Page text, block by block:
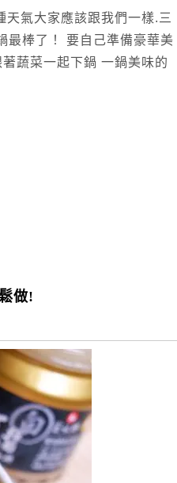
氣大家應該跟我們一樣.三
最棒了！ 要自己準備豪華美
蔬菜一起下鍋 一鍋美味的
做!